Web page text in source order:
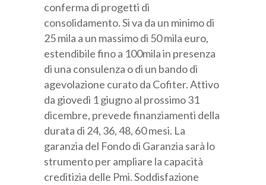
conferma di progetti di
consolidamento. Si va da un minimo di
25 mila a un massimo di 50 mila euro,
estendibile fino a 100mila in presenza
di una consulenza o di un bando di
agevolazione curato da Cofiter. Attivo
da giovedì 1 giugno al prossimo 31
dicembre, prevede finanziamenti della
durata di 24, 36, 48, 60 mesi. La
garanzia del Fondo di Garanzia sarà lo
strumento per ampliare la capacità
creditizia delle Pmi. Soddisfazione